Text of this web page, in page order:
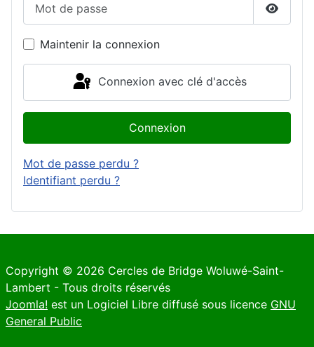
Maintenir la connexion
Connexion avec clé d'accès
Connexion
Mot de passe perdu ?
Identifiant perdu ?
Copyright © 2026 Cercles de Bridge Woluwé-Saint-
Lambert - Tous droits réservés
Joomla! est un Logiciel Libre diffusé sous licence GNU
General Public